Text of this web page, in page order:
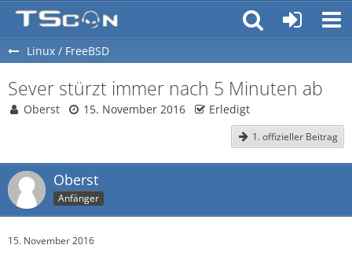
Linux / FreeBSD
Sever stürzt immer nach 5 Minuten ab
Oberst 15. November 2016 Erledigt
1. offizieller Beitrag
Oberst
Anfänger
15. November 2016